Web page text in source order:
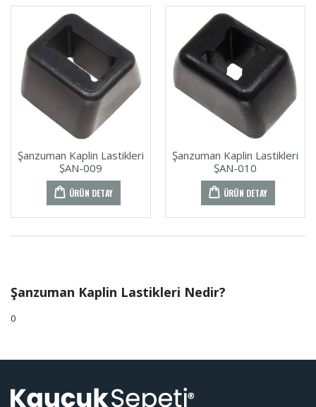
Şanzuman Kaplin Lastikleri
ŞAN-009
ÜRÜN DETAY
Şanzuman Kaplin Lastikleri
ŞAN-010
ÜRÜN DETAY
Şanzuman Kaplin Lastikleri Nedir?
0